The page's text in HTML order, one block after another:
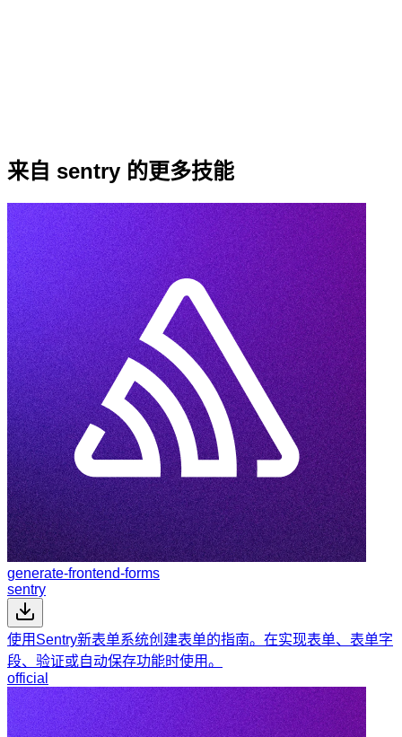
来自 sentry 的更多技能
generate-frontend-forms
sentry
使用Sentry新表单系统创建表单的指南。在实现表单、表单字
段、验证或自动保存功能时使用。
official